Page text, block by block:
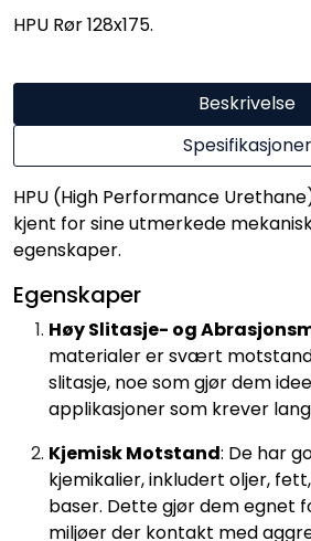
HPU Rør 128x175.
Beskrivelse
Spesifikasjoner
HPU (High Performance
kjent for sine utmerkede
egenskaper.
Egenskaper
Høy Slitasje- og
materialer er svært
slitasje, noe som gjør dem
applikasjoner som krever
Kjemisk Motstand: De har
kjemikalier, inkludert oljer,
baser. Dette gjør dem egnet
miljøer der kontakt med